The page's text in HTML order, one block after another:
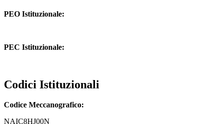
PEO Istituzionale:
PEC Istituzionale:
Codici Istituzionali
Codice Meccanografico:
NAIC8HJ00N